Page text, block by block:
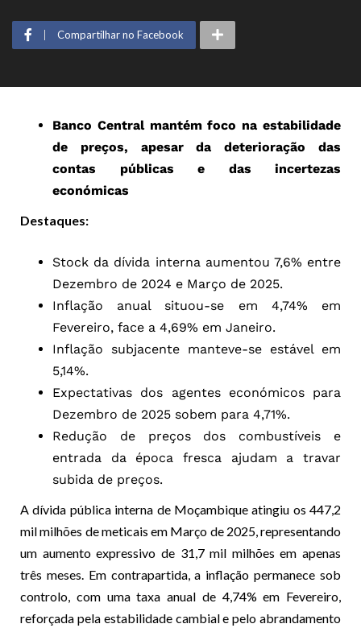
Compartilhar no Facebook
Banco Central mantém foco na estabilidade
de preços, apesar da deterioração das
contas públicas e das incertezas
económicas
Destaques:
Stock da dívida interna aumentou 7,6% entre
Dezembro de 2024 e Março de 2025.
Inflação anual situou-se em 4,74% em
Fevereiro, face a 4,69% em Janeiro.
Inflação subjacente manteve-se estável em
5,14%.
Expectativas dos agentes económicos para
Dezembro de 2025 sobem para 4,71%.
Redução de preços dos combustíveis e
entrada da época fresca ajudam a travar
subida de preços.
A dívida pública interna de Moçambique atingiu os 447,2
mil milhões de meticais em Março de 2025, representando
um aumento expressivo de 31,7 mil milhões em apenas
três meses. Em contrapartida, a inflação permanece sob
controlo, com uma taxa anual de 4,74% em Fevereiro,
reforçada pela estabilidade cambial e pelo abrandamento